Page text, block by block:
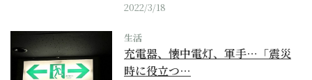
2022/3/18
生活
充電器、懐中電灯、軍手…「震災
時に役立つ…